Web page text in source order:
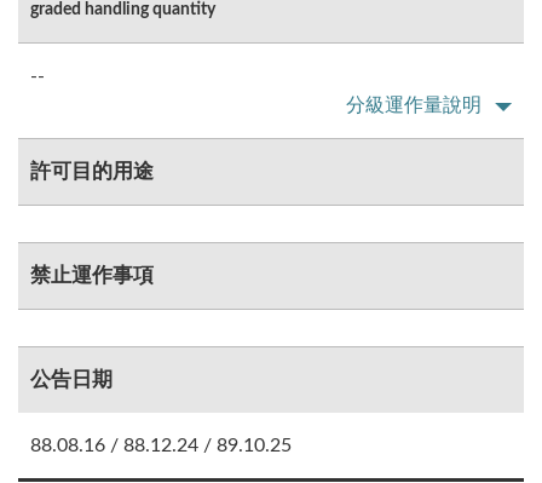
graded handling quantity
--
分級運作量說明
許可目的用途
禁止運作事項
公告日期
88.08.16 / 88.12.24 / 89.10.25